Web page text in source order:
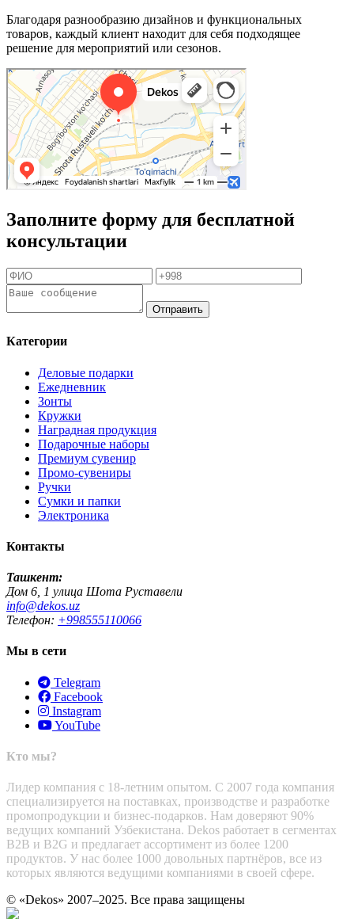
Благодаря разнообразию дизайнов и функциональных
товаров, каждый клиент находит для себя подходящее
решение для мероприятий или сезонов.
Заполните форму для бесплатной
консультации
Отправить
Категории
Деловые подарки
Ежедневник
Зонты
Кружки
Наградная продукция
Подарочные наборы
Премиум сувенир
Промо-сувениры
Ручки
Сумки и папки
Электроника
Контакты
Ташкент:
Дом 6, 1 улица Шота Руставели
info@dekos.uz
Телефон: +998555110066
Мы в сети
Telegram
Facebook
Instagram
YouTube
Кто мы?
Лидер компания с 18-летним опытом. С 2007 года компания
специализируется на поставках, производстве и разработке
промопродукции и бизнес-подарков. Нам доверяют 90%
ведущих компаний Узбекистана. Dekos работает в сегментах
B2B и B2G и предлагает ассортимент из более 1200
продуктов. У нас более 1000 довольных партнёров, все из
которых являются ведущими компаниями в своей сфере.
© «Dekos» 2007–2025. Все права защищены